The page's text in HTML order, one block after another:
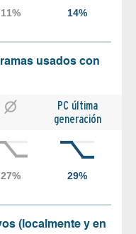
usados con
PC última
generación
(localmente y en